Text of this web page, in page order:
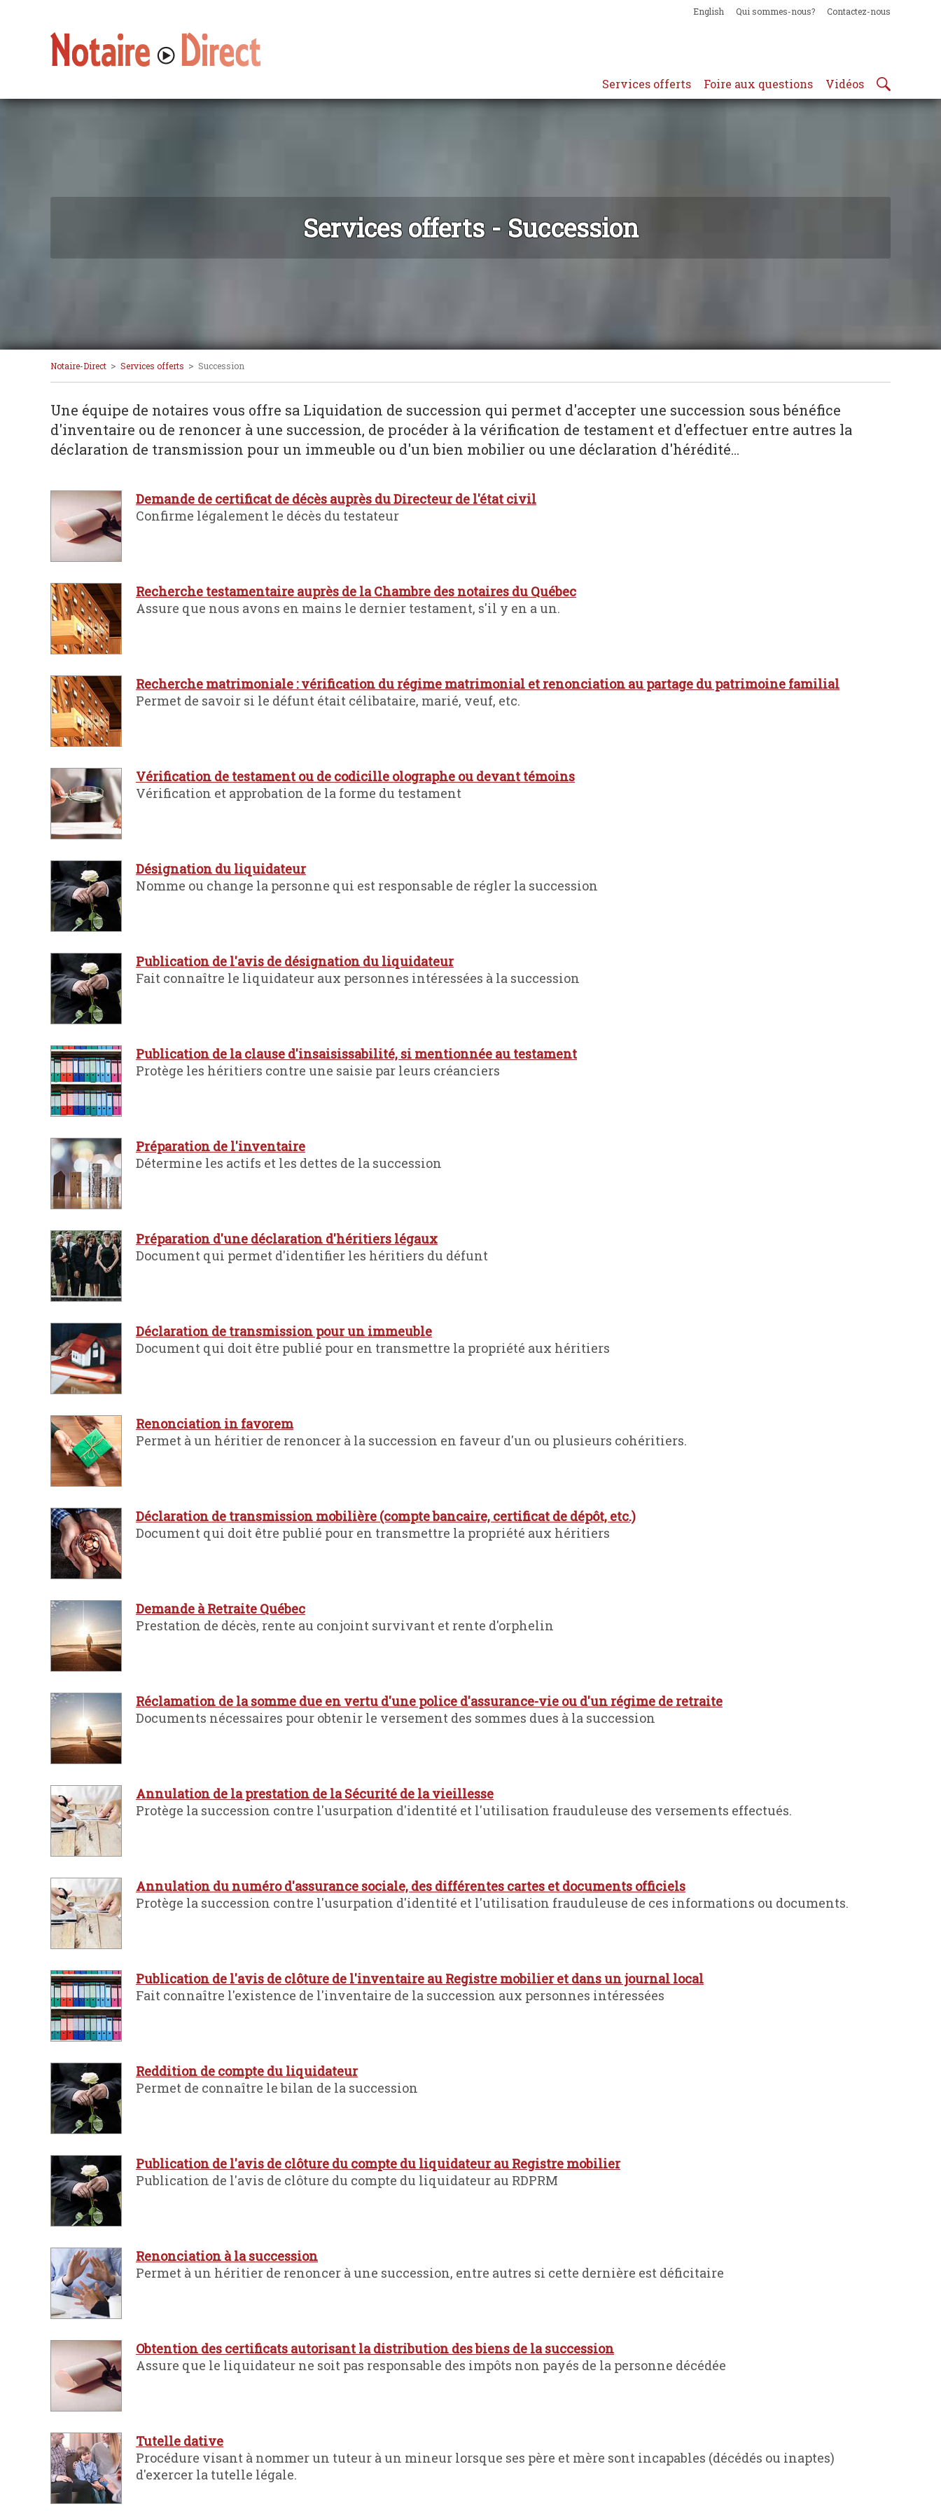
English Qui sommes-nous? Contactez-nous
Services offerts Foire aux questions Vidéos
Services offerts - Succession
Notaire-Direct > Services offerts > Succession
Une équipe de notaires vous offre sa Liquidation de succession qui permet d'accepter une succession sous bénéfice
d'inventaire ou de renoncer à une succession, de procéder à la vérification de testament et d'effectuer entre autres la
déclaration de transmission pour un immeuble ou d'un bien mobilier ou une déclaration d'hérédité...
Demande de certificat de décès auprès du Directeur de l'état civil
Confirme légalement le décès du testateur
Recherche testamentaire auprès de la Chambre des notaires du Québec
Assure que nous avons en mains le dernier testament, s'il y en a un.
Recherche matrimoniale : vérification du régime matrimonial et renonciation au partage du patrimoine familial
Permet de savoir si le défunt était célibataire, marié, veuf, etc.
Vérification de testament ou de codicille olographe ou devant témoins
Vérification et approbation de la forme du testament
Désignation du liquidateur
Nomme ou change la personne qui est responsable de régler la succession
Publication de l'avis de désignation du liquidateur
Fait connaître le liquidateur aux personnes intéressées à la succession
Publication de la clause d'insaisissabilité, si mentionnée au testament
Protège les héritiers contre une saisie par leurs créanciers
Préparation de l'inventaire
Détermine les actifs et les dettes de la succession
Préparation d'une déclaration d'héritiers légaux
Document qui permet d'identifier les héritiers du défunt
Déclaration de transmission pour un immeuble
Document qui doit être publié pour en transmettre la propriété aux héritiers
Renonciation in favorem
Permet à un héritier de renoncer à la succession en faveur d'un ou plusieurs cohéritiers.
Déclaration de transmission mobilière (compte bancaire, certificat de dépôt, etc.)
Document qui doit être publié pour en transmettre la propriété aux héritiers
Demande à Retraite Québec
Prestation de décès, rente au conjoint survivant et rente d'orphelin
Réclamation de la somme due en vertu d'une police d'assurance-vie ou d'un régime de retraite
Documents nécessaires pour obtenir le versement des sommes dues à la succession
Annulation de la prestation de la Sécurité de la vieillesse
Protège la succession contre l'usurpation d'identité et l'utilisation frauduleuse des versements effectués.
Annulation du numéro d'assurance sociale, des différentes cartes et documents officiels
Protège la succession contre l'usurpation d'identité et l'utilisation frauduleuse de ces informations ou documents.
Publication de l'avis de clôture de l'inventaire au Registre mobilier et dans un journal local
Fait connaître l'existence de l'inventaire de la succession aux personnes intéressées
Reddition de compte du liquidateur
Permet de connaître le bilan de la succession
Publication de l'avis de clôture du compte du liquidateur au Registre mobilier
Publication de l'avis de clôture du compte du liquidateur au RDPRM
Renonciation à la succession
Permet à un héritier de renoncer à une succession, entre autres si cette dernière est déficitaire
Obtention des certificats autorisant la distribution des biens de la succession
Assure que le liquidateur ne soit pas responsable des impôts non payés de la personne décédée
Tutelle dative
Procédure visant à nommer un tuteur à un mineur lorsque ses père et mère sont incapables (décédés ou inaptes)
d'exercer la tutelle légale.